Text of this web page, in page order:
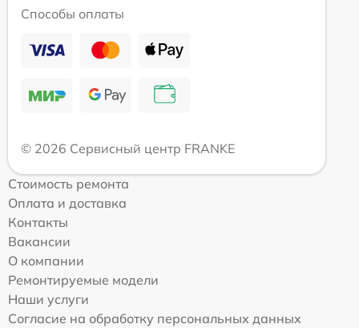
Способы оплаты
© 2026 Сервисный центр FRANKE
Стоимость ремонта
Оплата и доставка
Контакты
Вакансии
О компании
Ремонтируемые модели
Наши услуги
Согласие на обработку персональных данных